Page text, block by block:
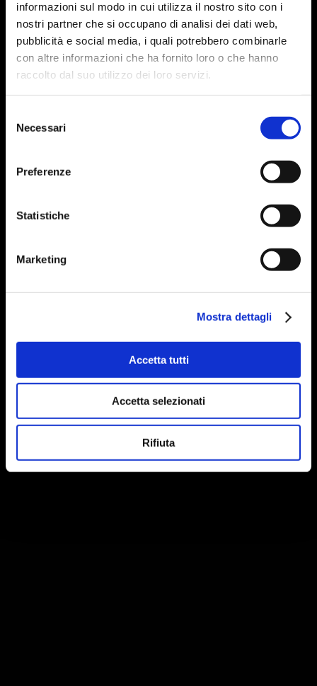
informazioni sul modo in cui utilizza il nostro sito con i
nostri partner che si occupano di analisi dei dati web,
pubblicità e social media, i quali potrebbero combinarle
con altre informazioni che ha fornito loro o che hanno
raccolto dal suo utilizzo dei loro servizi.
delNecessari
Preferenze
Statistiche
Marketing
Mostra dettagli
Accetta tutti
Accetta selezionati
Rifiuta